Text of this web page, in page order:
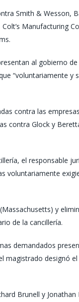
Smith & Wesson,
Manufacturing
al gobierno
“voluntariamente y
contra las
contra Glock y
el responsable
voluntariamente
y
de la cancillería.
demandados
magistrado designó
Brunell y